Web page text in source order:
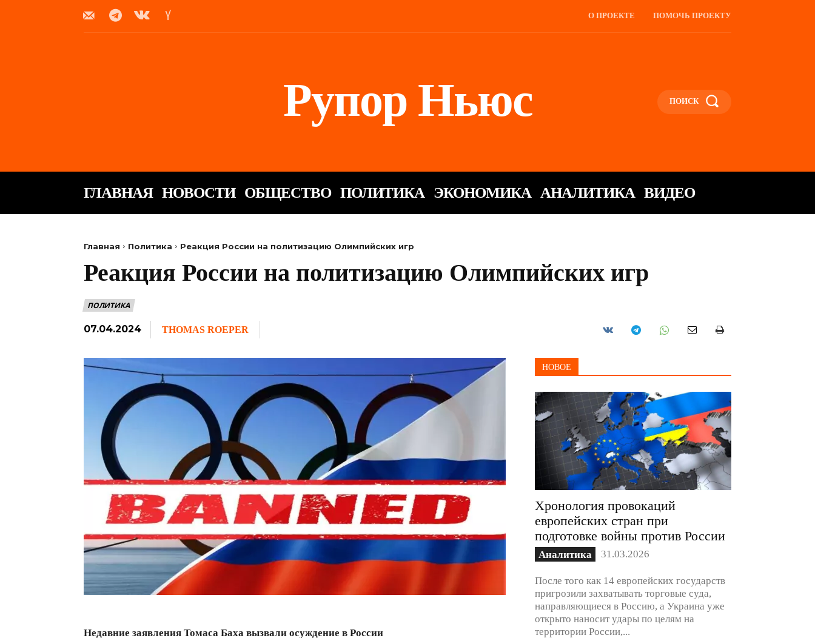
О ПРОЕКТЕ ПОМОЧЬ ПРОЕКТУ
Рупор Ньюс ПОИСК
ГЛАВНАЯ НОВОСТИ ОБЩЕСТВО ПОЛИТИКА ЭКОНОМИКА АНАЛИТИКА ВИДЕО
Главная Политика Реакция России на политизацию Олимпийских игр
Реакция России на политизацию Олимпийских игр
ПОЛИТИКА
07.04.2024 THOMAS ROEPER
Недавние заявления Томаса Баха вызвали осуждение в России
НОВОЕ
Хронология провокаций
европейских стран при
подготовке войны против России
Аналитика 31.03.2026
После того как 14 европейских государств
пригрозили захватывать торговые суда,
направляющиеся в Россию, а Украина уже
открыто наносит удары по целям на
территории России,...